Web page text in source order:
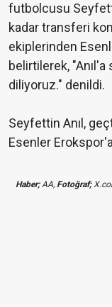
futbolcusu
kadar transferi
ekiplerinden
belirtilerek, "Anıl'a
diliyoruz." denildi.
Seyfettin Anıl,
Esenler
Haber;AA, Fotoğraf;